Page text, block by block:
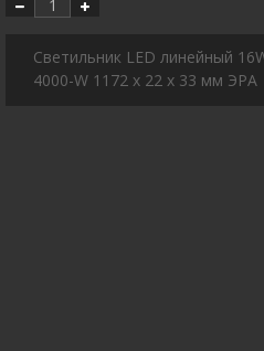
Светильник LED линейный
4000-W 1172 х 22 х 33 мм ЭРА